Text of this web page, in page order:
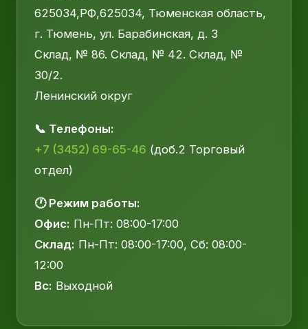
625034,РФ,625034, Тюменская область,
г. Тюмень, ул. Барабинская, д. 3
Склад, № 86. Склад, № 42. Склад, №
30/2.
Ленинский округ
📞 Телефоны:
+7 (3452) 69-65-46 (доб.2 Торговый
отдел)
🕐 Режим работы:
Офис: Пн-Пт: 08:00-17:00
Склад: Пн-Пт: 08:00-17:00, Сб: 08:00-
12:00
Вс: Выходной